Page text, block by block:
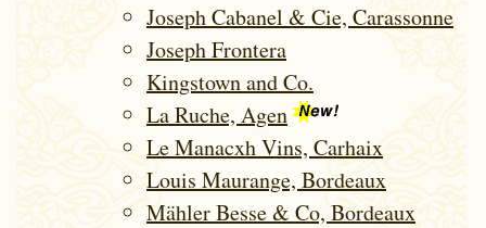
Joseph Cabanel & Cie, Carassonne
Joseph Frontera
Kingstown and Co.
La Ruche, Agen
Le Manacxh Vins, Carhaix
Louis Maurange, Bordeaux
Mähler Besse & Co, Bordeaux